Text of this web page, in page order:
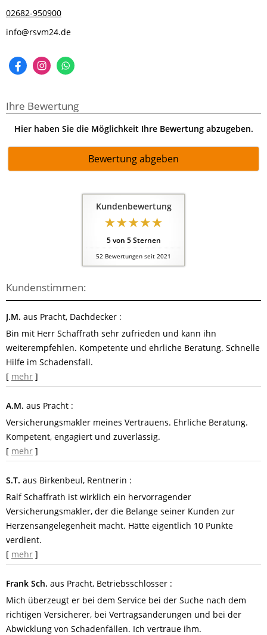
02682-950900
info@rsvm24.de
Ihre Bewertung
Hier haben Sie die Möglichkeit Ihre Bewertung abzugeben.
Bewertung abgeben
Kundenbewertung
5von 5Sternen
52 Bewertungen seit 2021
Kundenstimmen:
J.M. aus Pracht, Dachdecker :
Bin mit Herr Schaffrath sehr zufrieden und kann ihn
weiterempfehlen. Kompetente und ehrliche Beratung. Schnelle
Hilfe im Schadensfall.
[ mehr ]
A.M. aus Pracht :
Versicherungsmakler meines Vertrauens. Ehrliche Beratung.
Kompetent, engagiert und zuverlässig.
[ mehr ]
S.T. aus Birkenbeul, Rentnerin :
Ralf Schaffrath ist wirklich ein hervorragender
Versicherungsmakler, der die Belange seiner Kunden zur
Herzensangelegenheit macht. Hätte eigentlich 10 Punkte
verdient.
[ mehr ]
Frank Sch. aus Pracht, Betriebsschlosser :
Mich überzeugt er bei dem Service bei der Suche nach dem
richtigen Versicherer, bei Vertragsänderungen und bei der
Abwicklung von Schadenfällen. Ich vertraue ihm.